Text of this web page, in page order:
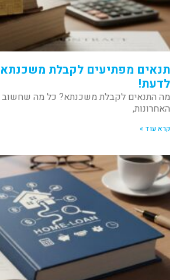
תנאים מפתיעים לקבלת
לדעת!
מה התנאים לקבלת משכנתא? כל מה
האחרונות,
קרא עוד »